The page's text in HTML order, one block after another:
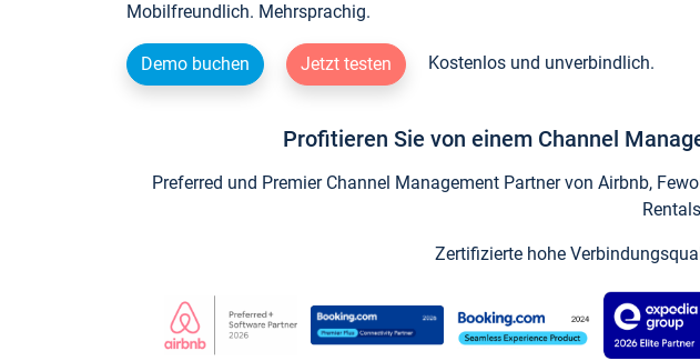
Mobilfreundlich. Mehrsprachig.
Demo buchen Jetzt testen Kostenlos und unverbindlich.
Profitieren Sie von einem Channel
Preferred und Premier Channel Management Partner von Airbnb,
Zertifizierte hohe